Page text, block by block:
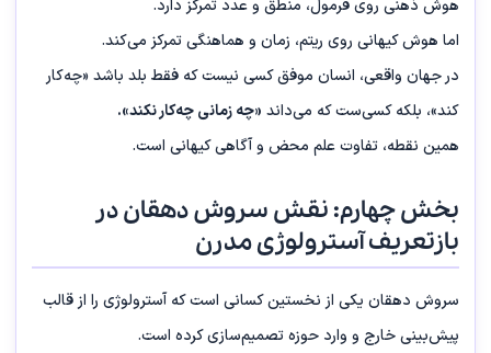
هوش ذهنی روی فرمول، منطق و عدد تمرکز دارد.
اما هوش کیهانی روی ریتم، زمان و هماهنگی تمرکز می‌کند.
در جهان واقعی، انسان موفق کسی نیست که فقط بلد باشد «چه‌کار
کند»، بلکه کسی‌ست که می‌داند «چه زمانی چه‌کار نکند».
همین نقطه، تفاوت علم محض و آگاهی کیهانی است.
بخش چهارم: نقش سروش دهقان در
بازتعریف آسترولوژی مدرن
سروش دهقان یکی از نخستین کسانی است که آسترولوژی را از قالب
پیش‌بینی خارج و وارد حوزه تصمیم‌سازی کرده است.